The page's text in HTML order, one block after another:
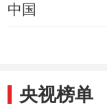
中国
央视榜单